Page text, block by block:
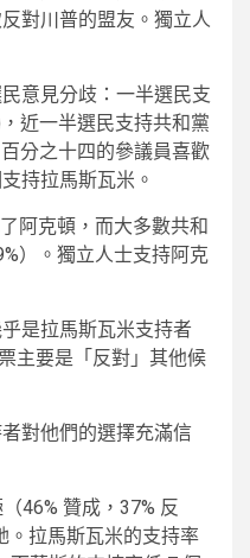
對川普的盟友。獨立人
意見分歧：一半選民支
近一半選民支持共和黨
分之十四的參議員喜歡
持拉馬斯瓦米。
阿克頓，而大多數共和
）。獨立人士支持阿克
是拉馬斯瓦米支持者
主要是「反對」其他候
對他們的選擇充滿信
46% 贊成，37% 反
。拉馬斯瓦米的支持率